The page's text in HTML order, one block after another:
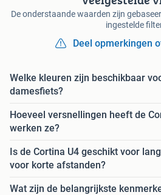
De onderstaande waarden zijn
ingestelde
Deel opmerkingen
Welke kleuren zijn beschikbaar
damesfiets?
Hoeveel versnellingen heeft de
werken ze?
Is de Cortina U4 geschikt voor
voor korte afstanden?
Wat zijn de belangrijkste